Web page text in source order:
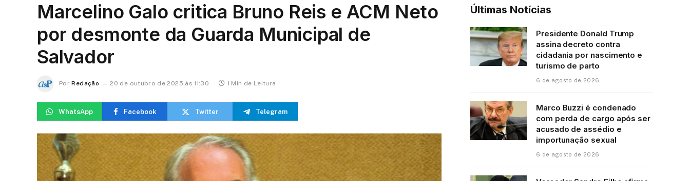
Marcelino Galo critica Bruno Reis e ACM Neto
por desmonte da Guarda Municipal de
Salvador
Por Redação 20 de outubro de 2025 às 11:30 1 Min de Leitura
WhatsApp Facebook Twitter Telegram
Últimas Notícias
Presidente Donald Trump
assina decreto contra
cidadania por nascimento e
turismo de parto
6 de agosto de 2026
Marco Buzzi é condenado
com perda de cargo após ser
acusado de assédio e
importunação sexual
6 de agosto de 2026